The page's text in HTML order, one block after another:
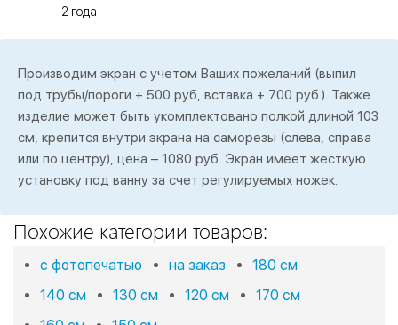
2 года
Производим экран с учетом Ваших пожеланий (выпил
под трубы/пороги + 500 руб, вставка + 700 руб.). Также
изделие может быть укомплектовано полкой длиной 103
см, крепится внутри экрана на саморезы (слева, справа
или по центру), цена – 1080 руб. Экран имеет жесткую
установку под ванну за счет регулируемых ножек.
Похожие категории товаров:
с фотопечатью на заказ
180 см
140 см
130 см 120 см
170 см